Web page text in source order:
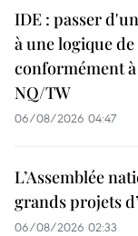
IDE : passer
à une logique
conformément
NQ/TW
06/08/2026 04:47
L’Assemblée
grands projets
06/08/2026 02:33